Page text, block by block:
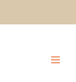
SOUMISSION